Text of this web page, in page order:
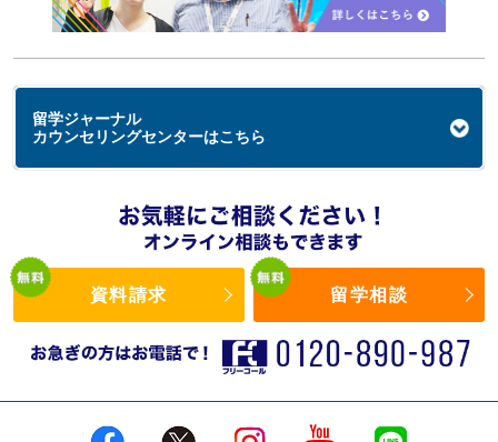
留学ジャーナル
カウンセリングセンターはこちら
資料請求 留学相談